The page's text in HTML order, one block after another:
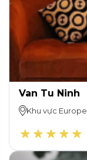
Van Tu Ninh
Khu vực Europe